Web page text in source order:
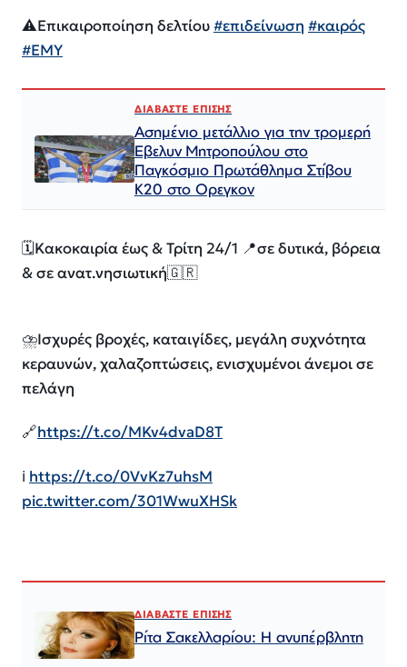
⚠️Επικαιροποίηση δελτίου#επιδείνωση #καιρός
#ΕΜΥ
ΔΙΑΒΑΣΤΕ ΕΠΙΣΗΣ
Ασημένιο μετάλλιο για την τρομερή
Εβελυν Μητροπούλου στο
Παγκόσμιο Πρωτάθλημα Στίβου
Κ20 στο Ορεγκον
🗓️Κακοκαιρία έως & Τρίτη 24/1 📍σε δυτικά, βόρεια
& σε ανατ.νησιωτική🇬🇷
⛈️Ισχυρές βροχές, καταιγίδες, μεγάλη συχνότητα
κεραυνών, χαλαζοπτώσεις, ενισχυμένοι άνεμοι σε
πελάγη
🔗https://t.co/MKv4dvaD8T
ℹ https://t.co/0VvKz7uhsM
pic.twitter.com/301WwuXHSk
ΔΙΑΒΑΣΤΕ ΕΠΙΣΗΣ
Ρίτα Σακελλαρίου: Η ανυπέρβλητη